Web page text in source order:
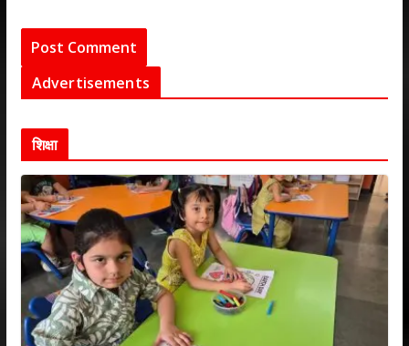
Advertisements
शिक्षा